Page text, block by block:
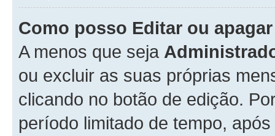
Como posso Editar ou
A menos que seja
ou excluir as suas próprias
clicando no botão de edição.
período limitado de tempo,